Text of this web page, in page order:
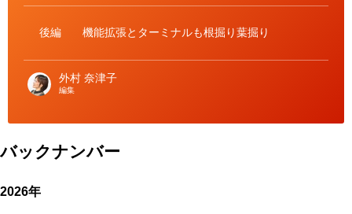
後編 機能拡張とターミナルも根掘り葉掘り
外村 奈津子
編集
バックナンバー
2026年